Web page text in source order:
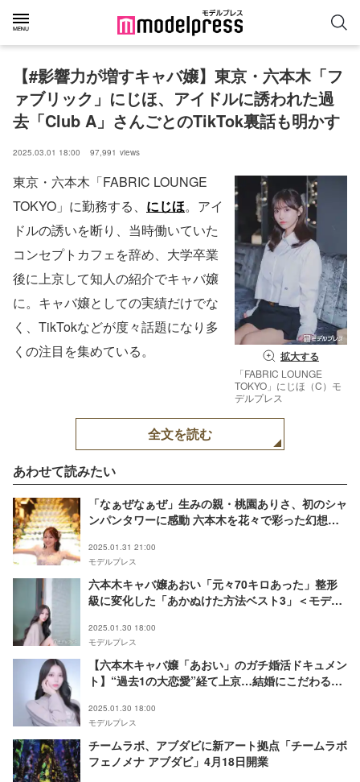
【#影響力が増すキャバ嬢】東京・六本木「フ
ァブリック」にじほ、アイドルに誘われた過
去「Club A」さんごとのTikTok裏話も明かす
2025.03.01 18:00 97,991 views
拡大する
「FABRIC LOUNGE
TOKYO」にじほ（C）モ
デルプレス
東京・六本木「FABRIC LOUNGE
TOKYO」に勤務する、 にじほ。アイ
ドルの誘いを断り、当時働いていた
コンセプトカフェを辞め、大学卒業
後に上京して知人の紹介でキャバ嬢
に。キャバ嬢としての実績だけでな
く、TikTokなどが度々話題になり多
くの注目を集めている。
全文を読む
あわせて読みたい
「なぁぜなぁぜ」生みの親・桃園ありさ、初のシャ
ンパンタワーに感動 六本木を花々で彩った幻想的
2025.01.31 21:00
モデルプレス
六本木キャバ嬢あおい「元々70キロあった」整形
級に変化した「あかぬけた方法ベスト3」＜モデル
2025.01.30 18:00
モデルプレス
【六本木キャバ嬢「あおい」のガチ婚活ドキュメン
ト】“過去1の大恋愛”経て上京…結婚にこだわる理
2025.01.30 18:00
モデルプレス
チームラボ、アブダビに新アート拠点「チームラボ
フェノメナ アブダビ」4月18日開業